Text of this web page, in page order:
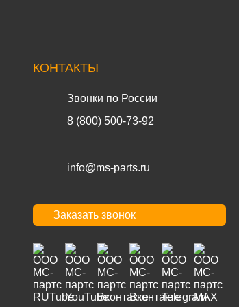
КОНТАКТЫ
Звонки по России
8 (800) 500-73-92
info@ms-parts.ru
Заказать звонок